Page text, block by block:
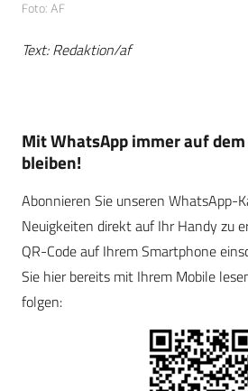
Foto: AF
Text: Redaktion/af
Mit WhatsApp immer auf
bleiben!
Abonnieren Sie unseren WhatsApp-
Neuigkeiten direkt auf Ihr Handy zu
QR-Code auf Ihrem Smartphone
Sie hier bereits mit Ihrem Mobile
folgen: